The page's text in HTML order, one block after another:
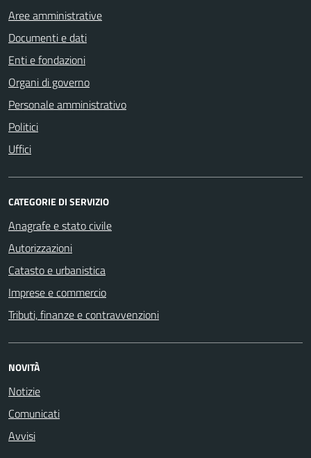
Aree amministrative
Documenti e dati
Enti e fondazioni
Organi di governo
Personale amministrativo
Politici
Uffici
CATEGORIE DI SERVIZIO
Anagrafe e stato civile
Autorizzazioni
Catasto e urbanistica
Imprese e commercio
Tributi, finanze e contravvenzioni
NOVITÀ
Notizie
Comunicati
Avvisi